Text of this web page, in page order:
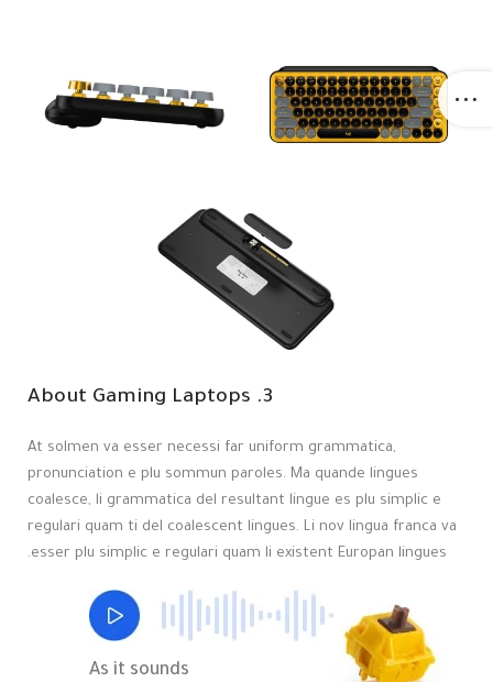
3. About Gaming Laptops
At solmen va esser necessi far uniform grammatica,
pronunciation e plu sommun paroles. Ma quande lingues
coalesce, li grammatica del resultant lingue es plu simplic e
regulari quam ti del coalescent lingues. Li nov lingua franca va
esser plu simplic e regulari quam li existent Europan lingues.
As it sounds